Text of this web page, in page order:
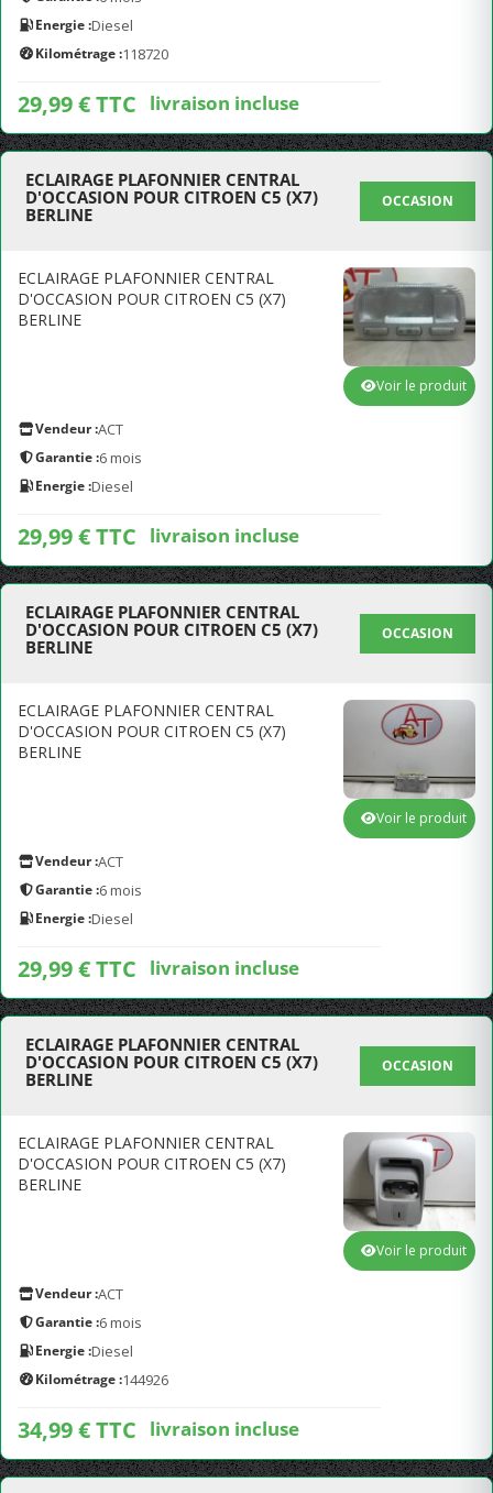
Energie :Diesel
Kilométrage :118720
29,99 € TTC livraison incluse
ECLAIRAGE PLAFONNIER CENTRAL
D'OCCASION POUR CITROEN C5 (X7)
BERLINE
OCCASION
ECLAIRAGE PLAFONNIER CENTRAL
D'OCCASION POUR CITROEN C5 (X7)
BERLINE
Vendeur :ACT
Garantie :6 mois
Energie :Diesel
29,99 € TTC livraison incluse
Voir le produit
ECLAIRAGE PLAFONNIER CENTRAL
D'OCCASION POUR CITROEN C5 (X7)
BERLINE
OCCASION
ECLAIRAGE PLAFONNIER CENTRAL
D'OCCASION POUR CITROEN C5 (X7)
BERLINE
Vendeur :ACT
Garantie :6 mois
Energie :Diesel
29,99 € TTC livraison incluse
Voir le produit
ECLAIRAGE PLAFONNIER CENTRAL
D'OCCASION POUR CITROEN C5 (X7)
BERLINE
OCCASION
ECLAIRAGE PLAFONNIER CENTRAL
D'OCCASION POUR CITROEN C5 (X7)
BERLINE
Vendeur :ACT
Garantie :6 mois
Energie :Diesel
Kilométrage :144926
34,99 € TTC livraison incluse
Voir le produit